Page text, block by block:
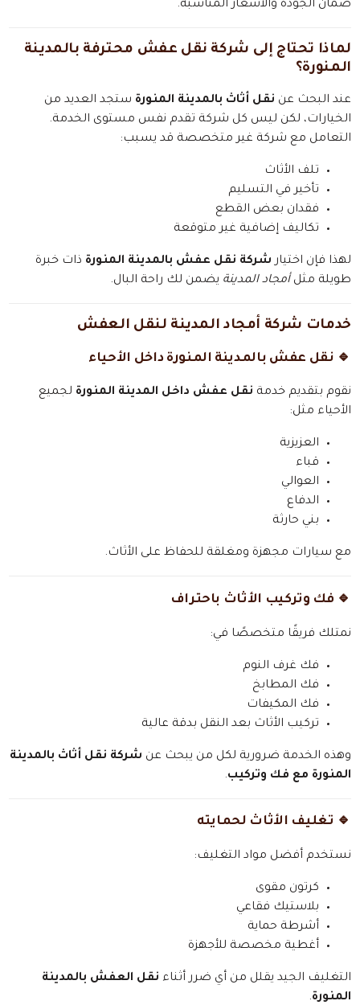
ضمان الجودة والأسعار المناسبة.
لماذا تحتاج إلى شركة نقل عفش محترفة بالمدينة
المنورة؟
عند البحث عن نقل أثاث بالمدينة المنورة ستجد العديد من
الخيارات، لكن ليس كل شركة تقدم نفس مستوى الخدمة.
التعامل مع شركة غير متخصصة قد يسبب:
تلف الأثاث
تأخير في التسليم
فقدان بعض القطع
تكاليف إضافية غير متوقعة
لهذا فإن اختيار شركة نقل عفش بالمدينة المنورة ذات خبرة
طويلة مثلأمجاد المدينة يضمن لك راحة البال.
خدمات شركة أمجاد المدينة لنقل العفش
🔹 نقل عفش بالمدينة المنورة داخل الأحياء
نقوم بتقديم خدمة نقل عفش داخل المدينة المنورة لجميع
الأحياء مثل:
العزيزية
قباء
العوالي
الدفاع
بني حارثة
مع سيارات مجهزة ومغلقة للحفاظ على الأثاث.
🔹 فك وتركيب الأثاث باحتراف
نمتلك فريقًا متخصصًا في:
فك غرف النوم
فك المطابخ
فك المكيفات
تركيب الأثاث بعد النقل بدقة عالية
وهذه الخدمة ضرورية لكل من يبحث عن شركة نقل أثاث بالمدينة
المنورة مع فك وتركيب.
🔹 تغليف الأثاث لحمايته
نستخدم أفضل مواد التغليف:
كرتون مقوى
بلاستيك فقاعي
أشرطة حماية
أغطية مخصصة للأجهزة
التغليف الجيد يقلل من أي ضرر أثناء نقل العفش بالمدينة
المنورة.